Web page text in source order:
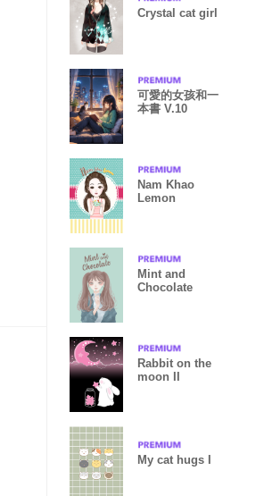
Crystal cat girl
可愛的女孩和一
本書 V.10
Nam Khao
Lemon
Mint and
Chocolate
Rabbit on the
moon II
My cat hugs I